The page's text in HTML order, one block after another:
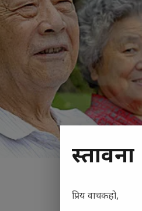
प्रस्तावना
प्रिय वाचकहो,